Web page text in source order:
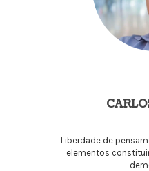
Liberdade de
elementos